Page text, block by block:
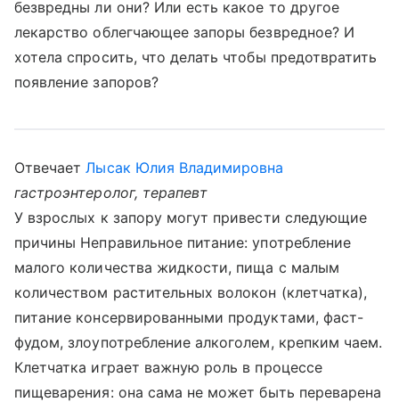
безвредны ли они? Или есть какое то другое
лекарство облегчающее запоры безвредное? И
хотела спросить, что делать чтобы предотвратить
появление запоров?
ОтвечаетЛысак Юлия Владимировна
гастроэнтеролог, терапевт
У взрослых к запору могут привести следующие
причины Неправильное питание: употребление
малого количества жидкости, пища с малым
количеством растительных волокон (клетчатка),
питание консервированными продуктами, фаст-
фудом, злоупотребление алкоголем, крепким чаем.
Клетчатка играет важную роль в процессе
пищеварения: она сама не может быть переварена